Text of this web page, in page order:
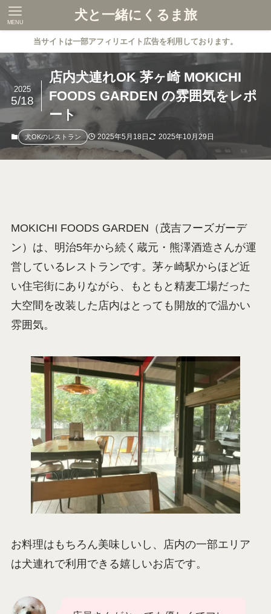
犬と一緒にくるま旅
MENU
当サイトは一部アフィリエイト広告を利用しております。
店内犬連れOK 茅ヶ崎 MOKICHI
FOODS GARDEN の雰囲気をレポ
ート
2025
5/18
犬OKのレストラン 2025年5月18日 2025年10月29日
MOKICHI FOODS GARDEN（茂吉フーズガーデ
ン）は、明治5年から続く蔵元・熊澤酒造さんが運
営しているレストランです。茅ヶ崎駅からほど近
い住宅街にありながら、もともと精麦工場だった
大空間を改装した店内はとっても開放的で温かい
雰囲気。
お料理はもちろん美味しいし、店内の一部エリア
は犬連れで利用できる嬉しいお店です。